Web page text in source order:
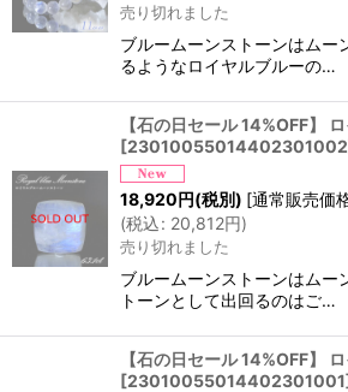
売り切れました
ブルームーンストーンはムー
るようなロイヤルブルーの…
【石の日セール 14%OFF】
[23010055014402301002
18,920円(税別) [通常販売価
(税込: 20,812円)
売り切れました
ブルームーンストーンはムー
トーンとして出回るのはご…
【石の日セール 14%OFF】
[23010055014402301001